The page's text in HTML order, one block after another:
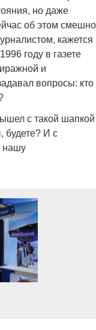
но даже
об этом смешно
кажется
году в газете
и
вопросы: кто
с такой шапкой
будете? И с
нашу